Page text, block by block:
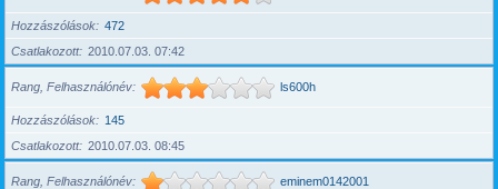
Hozzászólások
472
Csatlakozott
2010.07.03. 07:42
Rang, Felhasználónév ls600h
Hozzászólások
145
Csatlakozott
2010.07.03. 08:45
Rang, Felhasználónév eminem0142001